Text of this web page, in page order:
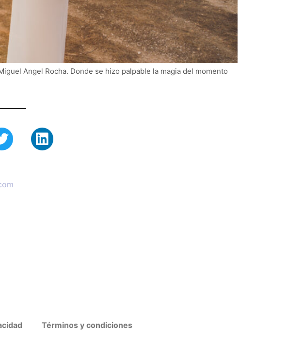
Angel Rocha. Donde se hizo palpable la magia del momento
Términos y condiciones